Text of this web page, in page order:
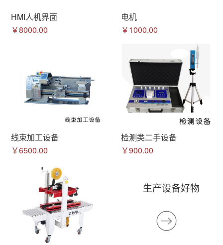
HMI人机界面
￥8000.00
电机
￥1000.00
线束加工设备
￥6500.00
检测类二手设备
￥900.00
生产设备好物